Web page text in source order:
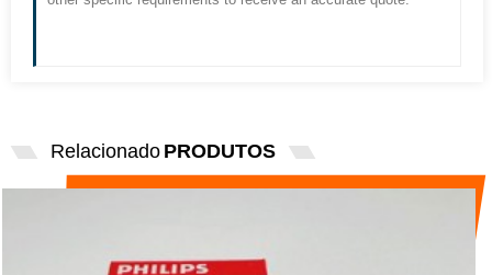
Relacionado PRODUTOS